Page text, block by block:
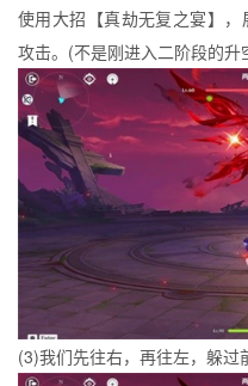
使用大招【真劫无复之宴】
攻击。(不是刚进入二阶段的升
(3)我们先往右，再往左，躲过